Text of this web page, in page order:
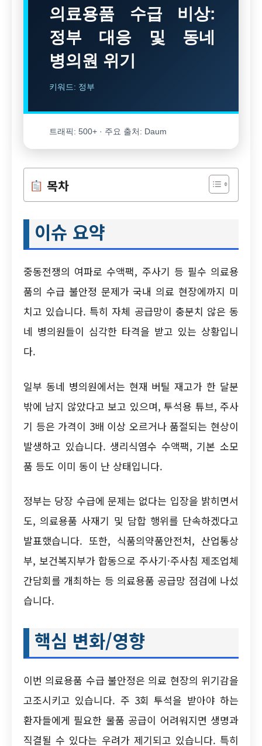
의료용품 수급 비상:
정부 대응 및 동네
병의원 위기
키워드: 정부
트래픽: 500+ · 주요 출처: Daum
목차
이슈 요약
중동전쟁의 여파로 수액팩, 주사기 등 필수 의료용
품의 수급 불안정 문제가 국내 의료 현장에까지 미
치고 있습니다. 특히 자체 공급망이 충분치 않은 동
네 병의원들이 심각한 타격을 받고 있는 상황입니
다.
일부 동네 병의원에서는 현재 버틸 재고가 한 달분
밖에 남지 않았다고 보고 있으며, 투석용 튜브, 주사
기 등은 가격이 3배 이상 오르거나 품절되는 현상이
발생하고 있습니다. 생리식염수 수액팩, 기본 소모
품 등도 이미 동이 난 상태입니다.
정부는 당장 수급에 문제는 없다는 입장을 밝히면서
도, 의료용품 사재기 및 담합 행위를 단속하겠다고
발표했습니다. 또한, 식품의약품안전처, 산업통상
부, 보건복지부가 합동으로 주사기·주사침 제조업체
간담회를 개최하는 등 의료용품 공급망 점검에 나섰
습니다.
핵심 변화/영향
이번 의료용품 수급 불안정은 의료 현장의 위기감을
고조시키고 있습니다. 주 3회 투석을 받아야 하는
환자들에게 필요한 물품 공급이 어려워지면 생명과
직결될 수 있다는 우려가 제기되고 있습니다. 특히